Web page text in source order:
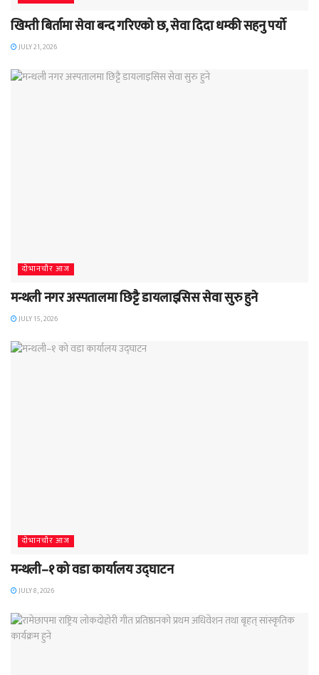
खिम्ती बिर्तामा सेवा बन्द गरिएको छ, सेवा दिदा धम्की सहनु पर्यो
JULY 21, 2026
दाेभानचाैर आज
मन्थली नगर अस्पतालमा छिट्टै डायलाइसिस सेवा सुरु हुने
JULY 15, 2026
दाेभानचाैर आज
मन्थली–१ को वडा कार्यालय उद्घाटन
JULY 8, 2026